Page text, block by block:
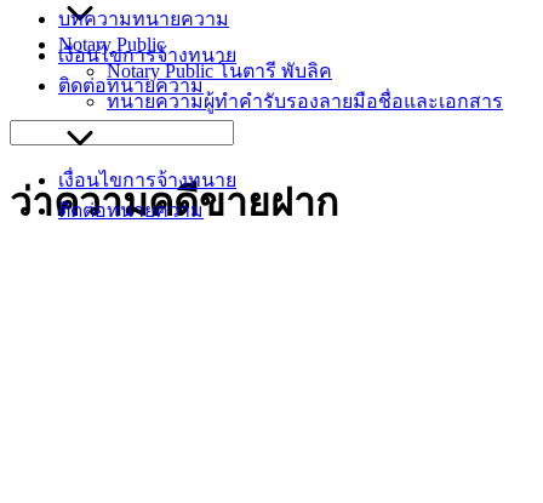
บทความทนายความ
Notary Public
Notary Public โนตารี พับลิค
ทนายความผู้ทำคำรับรองลายมือชื่อและเอกสาร
เงื่อนไขการจ้างทนาย
ติดต่อทนายความ
เงื่อนไขการจ้างทนาย
ติดต่อทนายความ
for:
ว่าความคดีขายฝาก